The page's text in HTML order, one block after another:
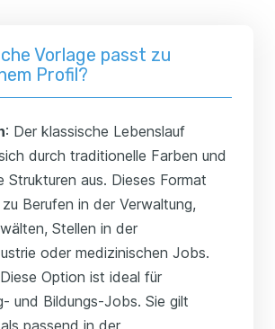
Vorlage passt zu
Profil?
: Der klassische Lebenslauf
durch traditionelle Farben und
Strukturen aus. Dieses Format
Berufen in der Verwaltung,
Stellen in der
oder medizinischen Jobs.
Option ist ideal für
und Bildungs-Jobs. Sie gilt